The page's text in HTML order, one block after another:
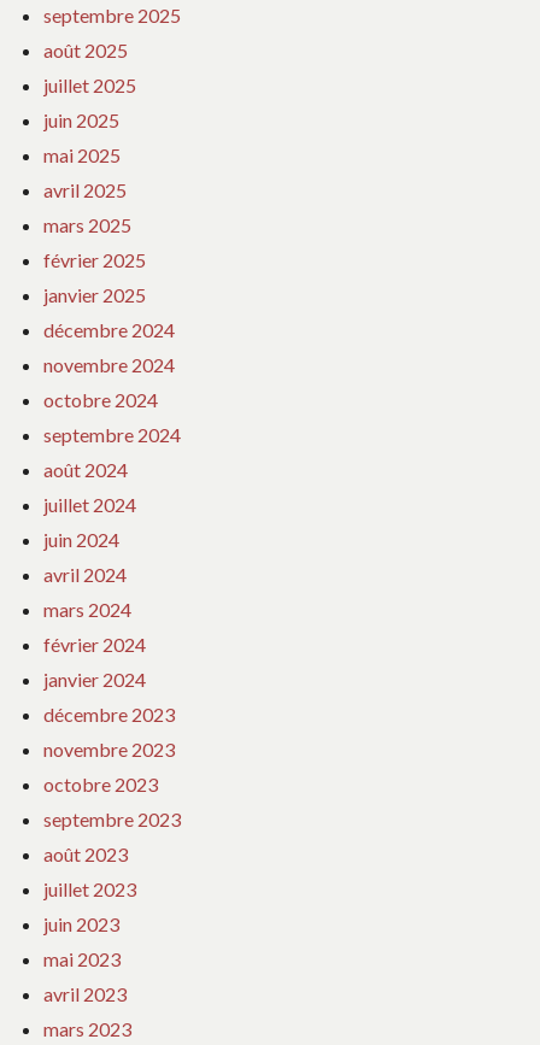
septembre 2025
août 2025
juillet 2025
juin 2025
mai 2025
avril 2025
mars 2025
février 2025
janvier 2025
décembre 2024
novembre 2024
octobre 2024
septembre 2024
août 2024
juillet 2024
juin 2024
avril 2024
mars 2024
février 2024
janvier 2024
décembre 2023
novembre 2023
octobre 2023
septembre 2023
août 2023
juillet 2023
juin 2023
mai 2023
avril 2023
mars 2023